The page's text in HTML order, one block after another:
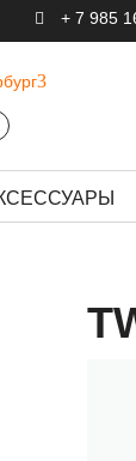
+ 7 985